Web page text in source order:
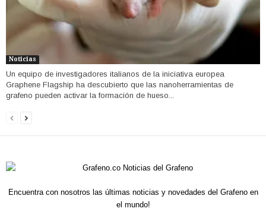
Noticias
Un equipo de investigadores italianos de la iniciativa europea
Graphene Flagship ha descubierto que las nanoherramientas de
grafeno pueden activar la formación de hueso...
Encuentra con nosotros las últimas noticias y novedades del Grafeno en
el mundo!